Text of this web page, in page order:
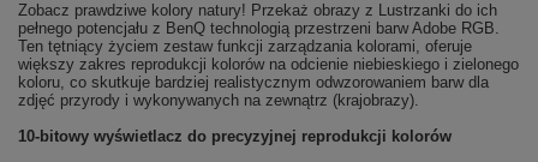
Zobacz prawdziwe kolory natury! Przekaż obrazy z Lustrzanki do ich
pełnego potencjału z BenQ technologią przestrzeni barw Adobe RGB.
Ten tętniący życiem zestaw funkcji zarządzania kolorami, oferuje
większy zakres reprodukcji kolorów na odcienie niebieskiego i zielonego
koloru, co skutkuje bardziej realistycznym odwzorowaniem barw dla
zdjęć przyrody i wykonywanych na zewnątrz (krajobrazy).
10-bitowy wyświetlacz do precyzyjnej reprodukcji kolorów